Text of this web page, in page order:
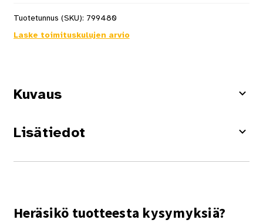
Tuotetunnus (SKU): 799480
Laske toimituskulujen arvio
Kuvaus
Lisätiedot
Heräsikö tuotteesta kysymyksiä?